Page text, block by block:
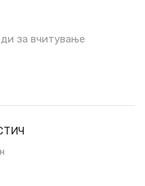
за вчитување